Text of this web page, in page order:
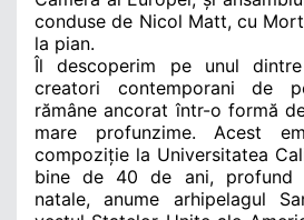
conduse de Nicol Matt, cu
la pian.
Îl descoperim pe unul
creatori contemporani de
rămâne ancorat într-o formă
mare profunzime. Acest
compoziție la Universitatea
bine de 40 de ani, profund
natale, anume arhipelagul